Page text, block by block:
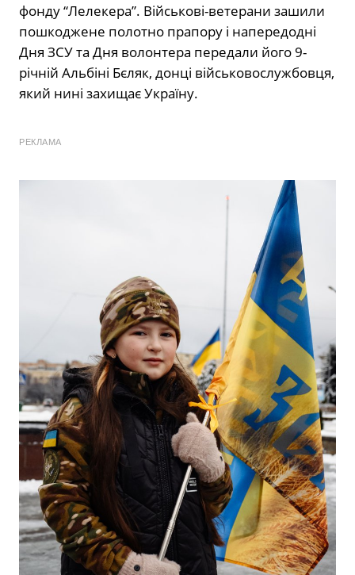
фонду “Лелекера”. Військові-ветерани зашили
пошкоджене полотно прапору і напередодні
Дня ЗСУ та Дня волонтера передали його 9-
річній Альбіні Бєляк, донці військовослужбовця,
який нині захищає Україну.
РЕКЛАМА